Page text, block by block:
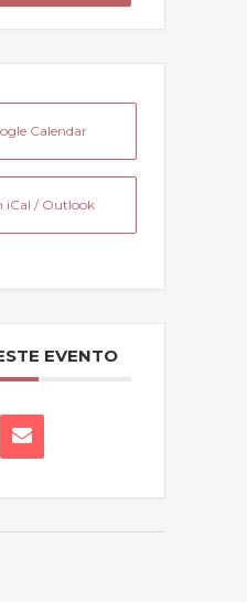
Calendar
iCal / Outlook
EVENTO